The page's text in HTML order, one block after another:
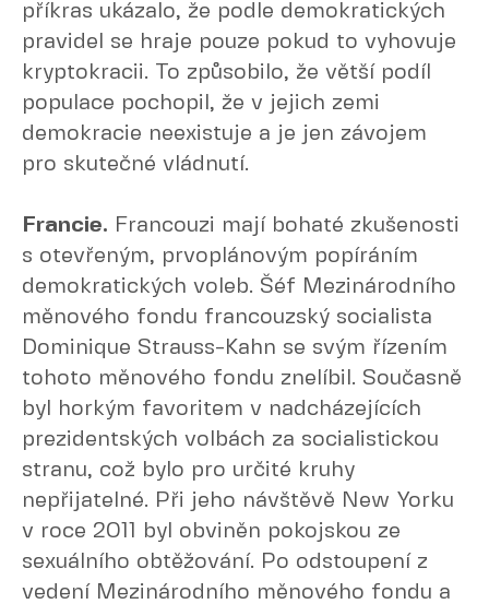
příkras ukázalo, že podle demokratických
pravidel se hraje pouze pokud to vyhovuje
kryptokracii. To způsobilo, že větší podíl
populace pochopil, že v jejich zemi
demokracie neexistuje a je jen závojem
pro skutečné vládnutí.
Francie. Francouzi mají bohaté zkušenosti
s otevřeným, prvoplánovým popíráním
demokratických voleb. Šéf Mezinárodního
měnového fondu francouzský socialista
Dominique Strauss-Kahn se svým řízením
tohoto měnového fondu znelíbil. Současně
byl horkým favoritem v nadcházejících
prezidentských volbách za socialistickou
stranu, což bylo pro určité kruhy
nepřijatelné. Při jeho návštěvě New Yorku
v roce 2011 byl obviněn pokojskou ze
sexuálního obtěžování. Po odstoupení z
vedení Mezinárodního měnového fondu a